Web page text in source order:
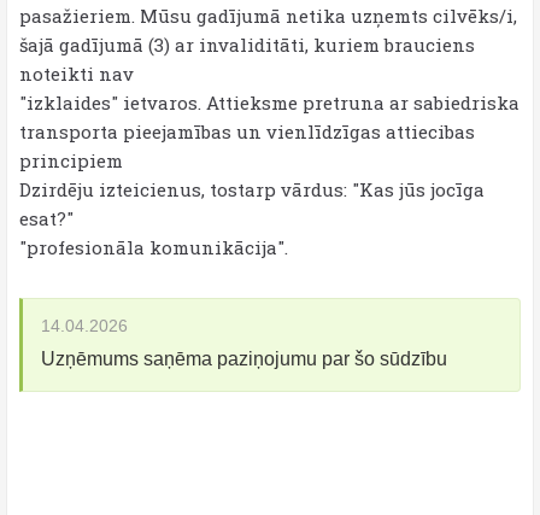
pasažieriem. Mūsu gadījumā netika uzņemts cilvēks/i,
šajā gadījumā (3) ar invaliditāti, kuriem brauciens
noteikti nav
"izklaides" ietvaros. Attieksme pretruna ar sabiedriska
transporta pieejamības un vienlīdzīgas attiecibas
principiem
Dzirdēju izteicienus, tostarp vārdus: "Kas jūs jocīga
esat?"
"profesionāla komunikācija".
14.04.2026
Uzņēmums saņēma paziņojumu par šo sūdzību